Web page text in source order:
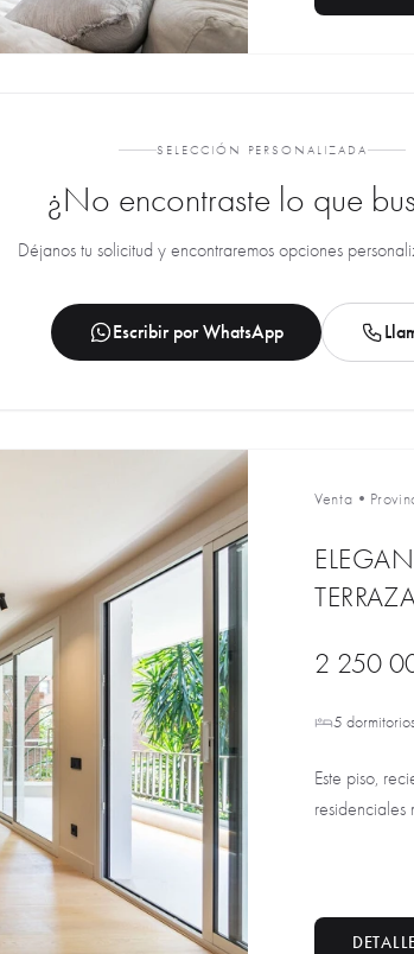
SELECCIÓN PERSONALIZADA
¿No encontraste lo que
Déjanos tu solicitud y encontraremos opciones
Escribir por WhatsApp
Venta •
2 250
5
Este piso,
residenciales